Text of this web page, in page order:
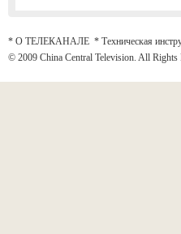
* О ТЕЛЕКАНАЛЕ * Техническая
© 2009 China Central Television. All Rights